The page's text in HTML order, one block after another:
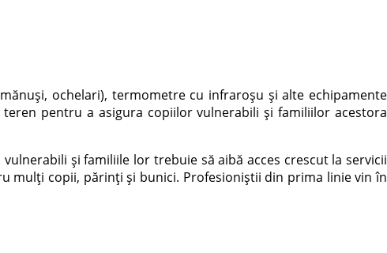
ochelari), termometre cu infraroșu și alte echipamente
pentru a asigura copiilor vulnerabili și familiilor acestora
și familiile lor trebuie să aibă acces crescut la servicii
mulți copii, părinți și bunici. Profesioniștii din prima linie vin în